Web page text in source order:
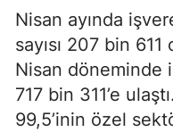
Nisan ayında
sayısı 207 bin
Nisan döneminde
717 bin 311’e
99,5’inin özel